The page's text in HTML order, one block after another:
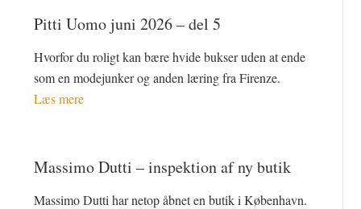
Pitti Uomo juni 2026 – del 5
Hvorfor du roligt kan bære hvide bukser uden at ende
som en modejunker og anden læring fra Firenze.
Læs mere
Massimo Dutti – inspektion af ny butik
Massimo Dutti har netop åbnet en butik i København.